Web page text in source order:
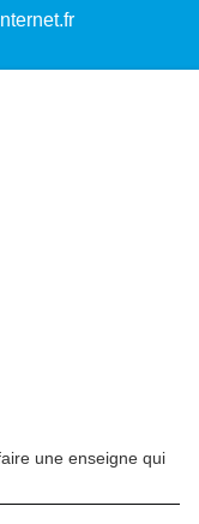
une enseigne qui